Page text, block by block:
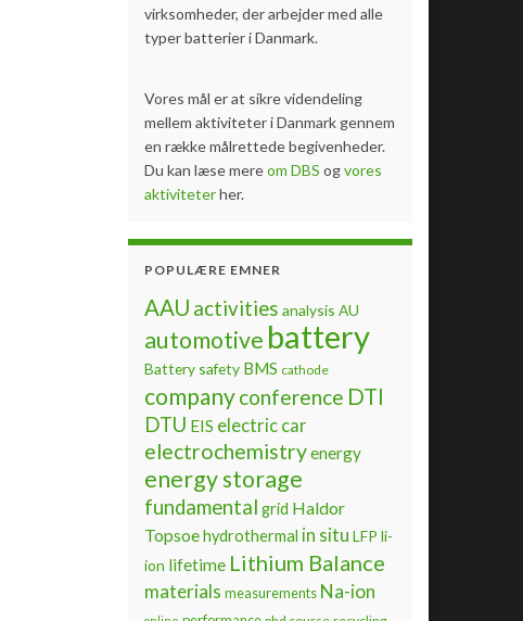
virksomheder, der arbejder med alle
typer batterier i Danmark.
Vores mål er at sikre videndeling
mellem aktiviteter i Danmark gennem
en række målrettede begivenheder.
Du kan læse mereom DBS ogvores
aktiviteterher.
POPULÆRE EMNER
AAU activities analysis AU
automotive battery
Battery safety BMS cathode
companyconference DTI
DTU EIS electric car
electrochemistryenergy
energy storage
fundamental grid Haldor
Topsoe hydrothermal in situ LFP li-
ion lifetime Lithium Balance
materials measurements Na-ion